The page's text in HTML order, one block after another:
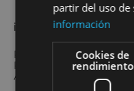
Política de privacidad
Política de Cookies
Aviso Legal
info@gemapinel.com
partir del uso de
información
Cookies de
rendimiento